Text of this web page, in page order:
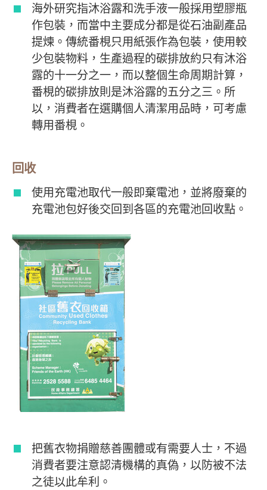
海外研究指沐浴露和洗手液一般採用塑膠瓶
作包裝，而當中主要成分都是從石油副產品
提煉。傳統番梘只用紙張作為包裝，使用較
少包裝物料，生產過程的碳排放約只有沐浴
露的十一分之一，而以整個生命周期計算，
番梘的碳排放則是沐浴露的五分之三。所
以，消費者在選購個人清潔用品時，可考慮
轉用番梘。
回收
使用充電池取代一般即棄電池，並將廢棄的
充電池包好後交回到各區的充電池回收點。
把舊衣物捐贈慈善團體或有需要人士，不過
消費者要注意認清機構的真偽，以防被不法
之徒以此牟利。